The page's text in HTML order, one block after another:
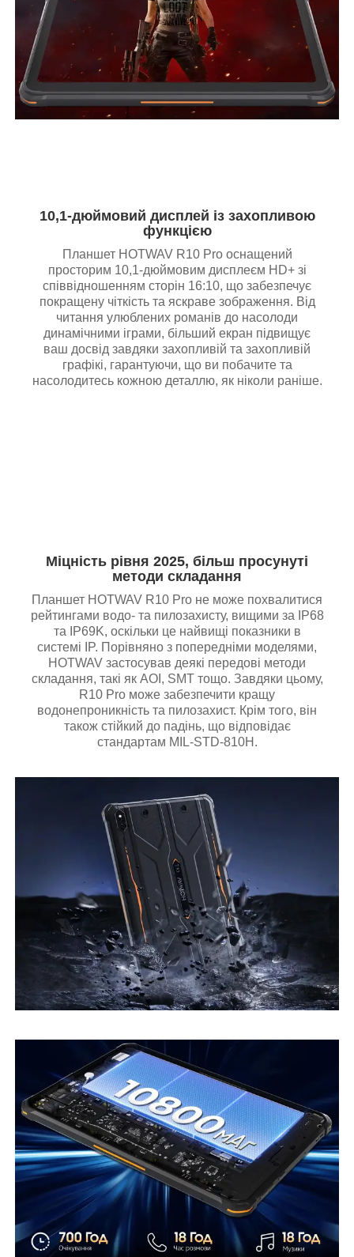
10,1-дюймовий дисплей із захопливою
функцією
Планшет HOTWAV R10 Pro оснащений
просторим 10,1-дюймовим дисплеєм HD+ зі
співвідношенням сторін 16:10, що забезпечує
покращену чіткість та яскраве зображення. Від
читання улюблених романів до насолоди
динамічними іграми, більший екран підвищує
ваш досвід завдяки захопливій та захопливій
графікі, гарантуючи, що ви побачите та
насолодитесь кожною деталлю, як ніколи раніше.
Міцність рівня 2025, більш просунуті
методи складання
Планшет HOTWAV R10 Pro не може похвалитися
рейтингами водо- та пилозахисту, вищими за IP68
та IP69K, оскільки це найвищі показники в
системі IP. Порівняно з попередніми моделями,
HOTWAV застосував деякі передові методи
складання, такі як AOI, SMT тощо. Завдяки цьому,
R10 Pro може забезпечити кращу
водонепроникність та пилозахист. Крім того, він
також стійкий до падінь, що відповідає
стандартам MIL-STD-810H.